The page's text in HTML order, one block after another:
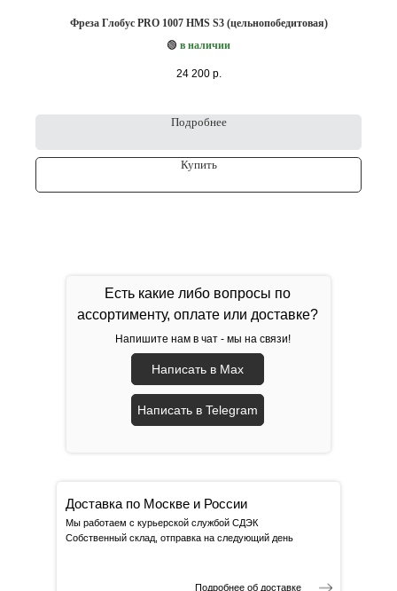
Фреза Глобус PRO 1007 HMS S3 (цельнопобедитовая)
🟢 в наличии
24 200 р.
Подробнее
Купить
Есть какие либо вопросы по
ассортименту, оплате или доставке?
Напишите нам в чат - мы на связи!
Написать в Max
Написать в Telegram
Доставка по Москве и России
Мы работаем с курьерской службой СДЭК
Собственный склад, отправка на следующий день
Подробнее об доставке